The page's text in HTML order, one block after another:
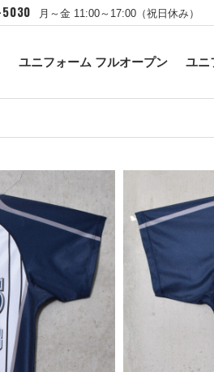
月～金 11:00～17:00（祝日休み）
ユニフォーム フルオープン ユニ